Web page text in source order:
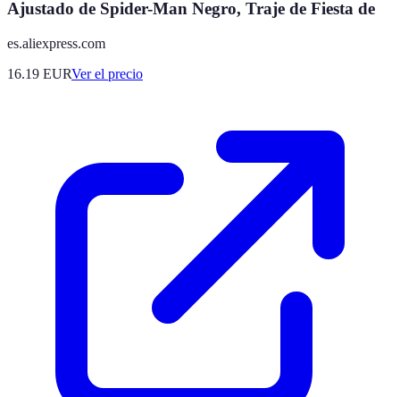
Ajustado de Spider-Man Negro, Traje de Fiesta de
es.aliexpress.com
16.19 EURVer el precio